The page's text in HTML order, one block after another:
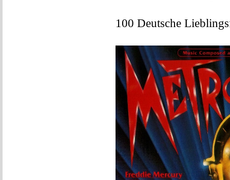
100 Deutsche